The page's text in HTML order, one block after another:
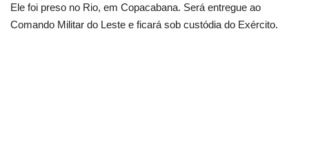
Ele foi preso no Rio, em Copacabana. Será entregue ao
Comando Militar do Leste e ficará sob custódia do Exército.